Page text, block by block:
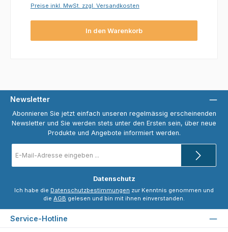
Preise inkl. MwSt. zzgl. Versandkosten
In den Warenkorb
Newsletter
Abonnieren Sie jetzt einfach unseren regelmässig erscheinenden
Newsletter und Sie werden stets unter den Ersten sein, über neue
Produkte und Angebote informiert werden.
Mail-
Datenschutz
Ich habe die Datenschutzbestimmungen zur Kenntnis genommen und
die AGB gelesen und bin mit ihnen einverstanden.
Service-Hotline